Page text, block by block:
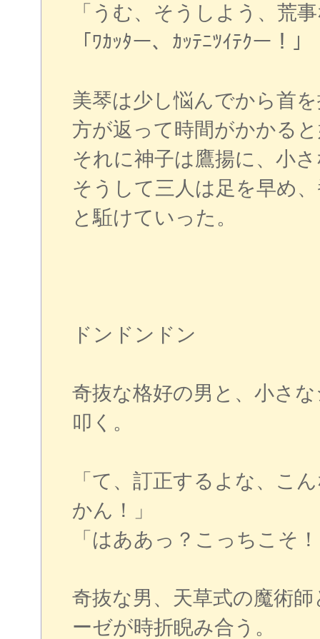
「うむ、そうしよう、荒
「ﾜｶｯﾀー、ｶｯﾃﾆﾂｲﾃｸー！」
美琴は少し悩んでから首
方が返って時間がかかる
それに神子は鷹揚に、小
そうして三人は足を早め
と駈けていった。
ドンドンドン
奇抜な格好の男と、小さ
叩く。
「て、訂正するよな、こ
かん！」
「はああっ？こっちこ
奇抜な男、天草式の魔術
ーゼが時折睨み合う。